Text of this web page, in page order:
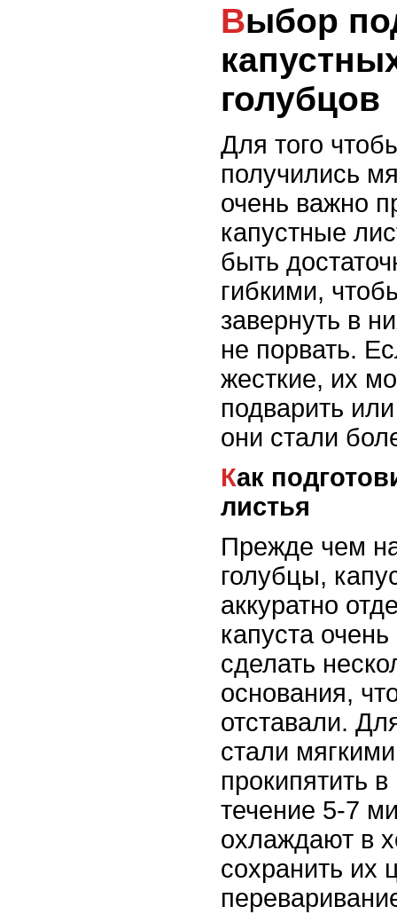
Выбор подходящих
голубцов
Для того
получились
очень важно
капустные
быть
гибкими,
завернуть в
не порвать.
жесткие, их
подварить
они стали
Как подготовить капустные
листья
Прежде чем
голубцы,
аккуратно
капуста
сделать
основания,
отставали.
стали
прокипятить
течение 5-7
охлаждают в
сохранить их